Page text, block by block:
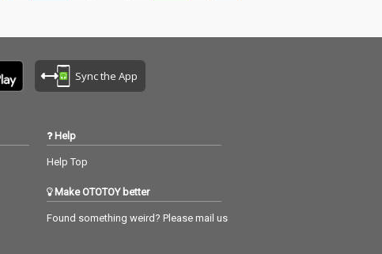
Sync the App
Help
Help Top
Make OTOTOY better
Found something weird? Please mail us